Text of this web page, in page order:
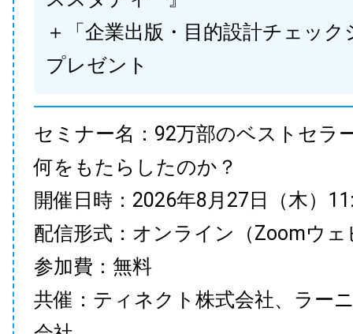
＋「企業出版・目的設計チェック
プレゼント
セミナー名：92万部のベストセラ
何をもたらしたのか？
開催日時：2026年8月27日（木）
配信形式：オンライン（Zoomウェ
参加費：無料
共催：ティネクト株式会社、ラー